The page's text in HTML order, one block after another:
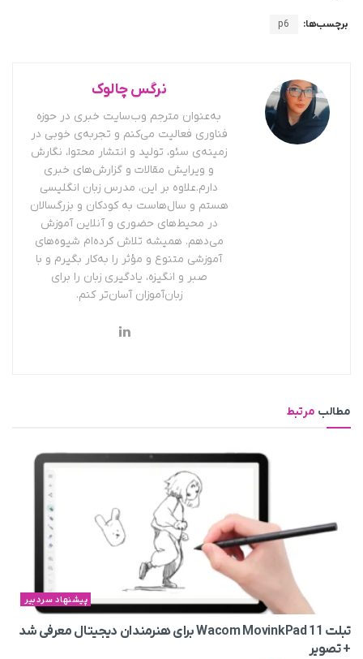
برچسب‌ها: p6
نرگس چالوک
به‌عنوان مترجم وب‌سایت خبری در حوزه
فناوری فعالیت می‌کنم و تجربه‌ی خوبی در
زمینه‌ی سئو، تولید و انتشار محتوا، نگارش
و ویرایش مقالات و گزارش‌های خبری
دارم.علاوه بر این، مدرس زبان انگلیسی
هستم و سال‌هاست به کودکان و بزرگسالان
در محیط‌های حضوری و آنلاین آموزش
می‌دهم. همیشه تلاش کرده‌ام شیوه‌های
آموزشی متنوع و مؤثر را به‌کار بگیرم و با
صبر و انگیزه، یادگیری زبان را برای
زبان‌آموزان آسان‌تر کنم.
مطالب مرتبط
پیشنهاد سردبیر
تبلت Wacom MovinkPad 11 برای هنرمندان دیجیتال معرفی شد
+ تصویر